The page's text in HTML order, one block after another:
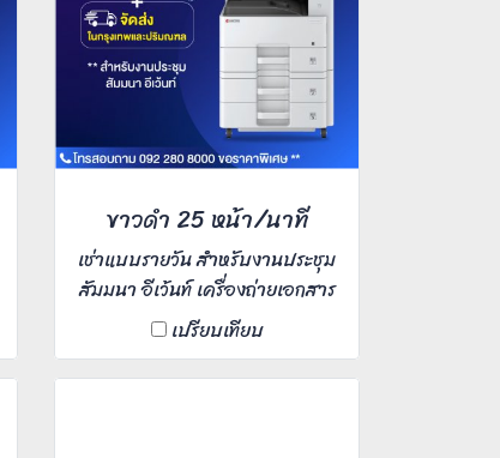
ขาวดำ 25 หน้า/นาที
เช่าแบบรายวัน สำหรับงานประชุม
สัมมนา อีเว้นท์ เครื่องถ่ายเอกสาร
มัลติฟังก์ชั่นขาวดำ ความละเอียด
งานพิมพ์ 600x600 dpi /
1,200x1,200 dpi พิมพ์และสแกน
เปรียบเทียบ